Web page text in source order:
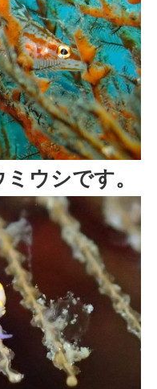
ウシです。